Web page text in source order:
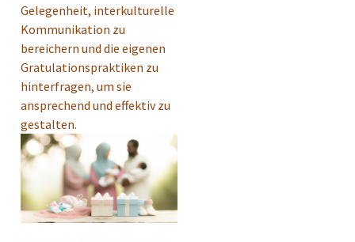
Gelegenheit, interkulturelle
Kommunikation zu
bereichern und die eigenen
Gratulationspraktiken zu
hinterfragen, um sie
ansprechend und effektiv zu
gestalten.